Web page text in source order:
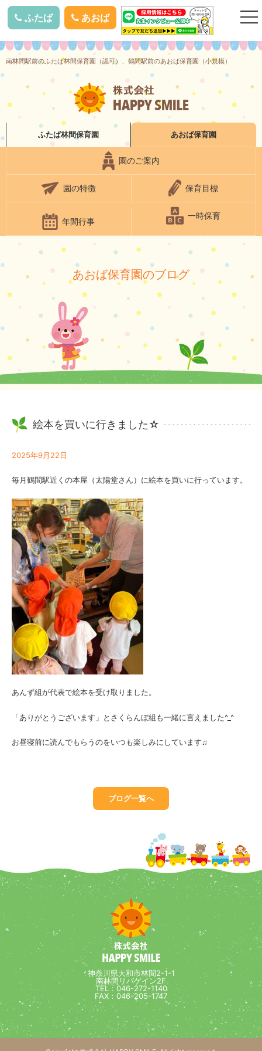
ふたば あおば
南林間駅前のふたば林間保育園（認可）、鶴間駅前のあおば保育園（小規模）
ふたば林間保育園 あおば保育園
園のご案内
園の特徴 保育目標
年間行事
一時保育
あおば保育園のブログ
絵本を買いに行きました☆
2025年9月22日
毎月鶴間駅近くの本屋（太陽堂さん）に絵本を買いに行っています。
あんず組が代表で絵本を受け取りました。
「ありがとうございます」とさくらんぼ組も一緒に言えました^_^
お昼寝前に読んでもらうのをいつも楽しみにしています♫
ブログ一覧へ
神奈川県大和市林間2-1-1
南林間リバゲイン2F
TEL：046-272-1140
FAX：046-205-1747